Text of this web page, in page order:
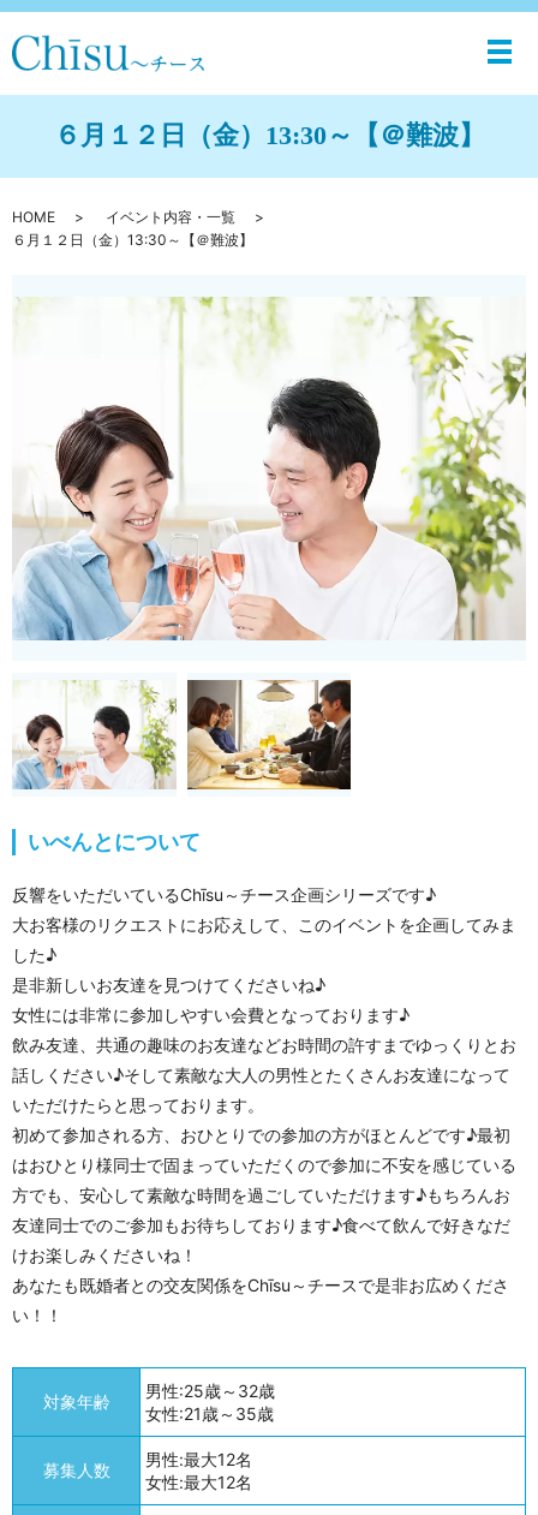
メ
６月１２日（金）13:30～【＠難波】
HOME
イベント内容・一覧
６月１２日（金）13:30～【＠難波】
いべんとについて
反響をいただいているChīsu～チース企画シリーズです♪
大お客様のリクエストにお応えして、このイベントを企画してみま
した♪
是非新しいお友達を見つけてくださいね♪
女性には非常に参加しやすい会費となっております♪
飲み友達、共通の趣味のお友達などお時間の許すまでゆっくりとお
話しください♪そして素敵な大人の男性とたくさんお友達になって
いただけたらと思っております。
初めて参加される方、おひとりでの参加の方がほとんどです♪最初
はおひとり様同士で固まっていただくので参加に不安を感じている
方でも、安心して素敵な時間を過ごしていただけます♪もちろんお
友達同士でのご参加もお待ちしております♪食べて飲んで好きなだ
けお楽しみくださいね！
あなたも既婚者との交友関係をChīsu～チースで是非お広めくださ
い！！
対象年齢
男性:25歳～32歳
女性:21歳～35歳
募集人数
男性:最大12名
女性:最大12名